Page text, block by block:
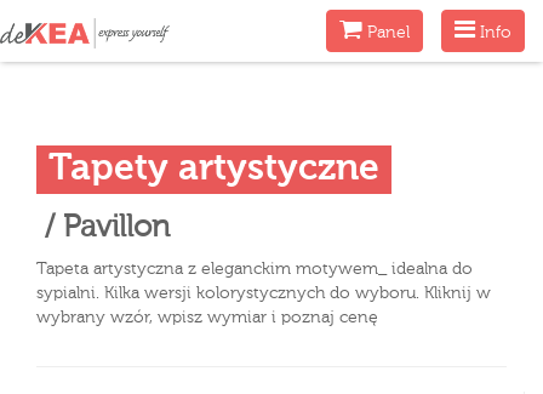
Menu
Info
MenuPanel
Tapety artystyczne
/ Pavillon
Tapeta artystyczna z eleganckim motywem_ idealna do
sypialni. Kilka wersji kolorystycznych do wyboru. Kliknij w
wybrany wzór, wpisz wymiar i poznaj cenę